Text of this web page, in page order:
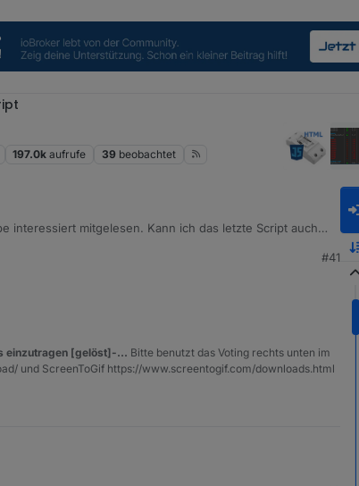
197.0k aufrufe 39 beobachtet
interessiert mitgelesen. Kann ich das letzte Script auch
#41
einzutragen [gelöst]-... Bitte benutzt das Voting rechts unten im
und ScreenToGif https://www.screentogif.com/downloads.html